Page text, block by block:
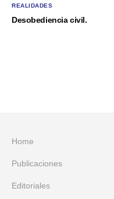
REALIDADES
Desobediencia civil.
Home
Publicaciones
Editoriales